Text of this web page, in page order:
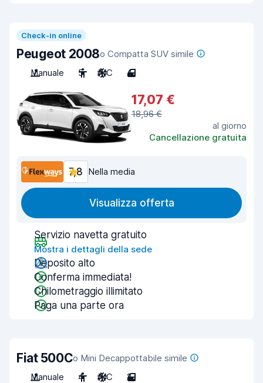
Check-in online
Peugeot 2008o Compatta SUV simile
Manuale
5 A/C 4
17,07 €
18,96 €
al giorno
Cancellazione gratuita
7,8 Nella media
Visualizza offerta
Servizio navetta gratuito
Mostra i dettagli della sede
Deposito alto
Conferma immediata!
Chilometraggio illimitato
Paga una parte ora
Fiat 500Co Mini Decappottabile simile
Manuale
4 A/C 2